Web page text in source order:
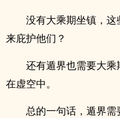
没有大乘期坐镇，
来庇护他们？
还有遁界也需要大
在虚空中。
总的一句话，遁界需